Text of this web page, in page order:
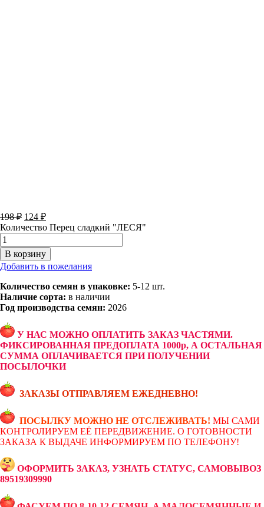
198₽ 124 ₽
Количество Перец сладкий "ЛЕСЯ"
В корзину
Добавить в пожелания
Количество семян в упаковке: 5-12 шт.
Наличие сорта: в наличии
Год производства семян: 2026
У НАС МОЖНО ОПЛАТИТЬ ЗАКАЗ ЧАСТЯМИ.
ФИКСИРОВАННАЯ ПРЕДОПЛАТА 1000р, А ОСТАЛЬНАЯ
СУММА ОПЛАЧИВАЕТСЯ ПРИ ПОЛУЧЕНИИ
ПОСЫЛОЧКИ
ЗАКАЗЫ ОТПРАВЛЯЕМ ЕЖЕДНЕВНО!
ПОСЫЛКУ МОЖНО НЕ ОТСЛЕЖИВАТЬ! МЫ САМИ
КОНТРОЛИРУЕМ ЕЁ ПЕРЕДВИЖЕНИЕ. О ГОТОВНОСТИ
ЗАКАЗА К ВЫДАЧЕ ИНФОРМИРУЕМ ПО ТЕЛЕФОНУ!
ОФОРМИТЬ ЗАКАЗ, УЗНАТЬ СТАТУС, САМОВЫВОЗ
89519309990